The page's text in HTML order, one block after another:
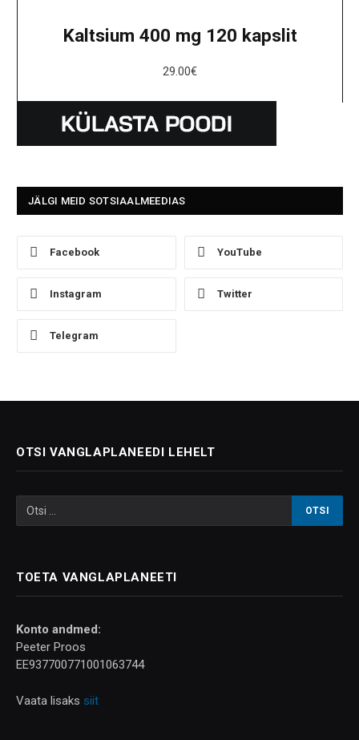
Kaltsium 400 mg 120 kapslit
29.00€
JÄLGI MEID SOTSIAALMEEDIAS
Facebook YouTube
Instagram Twitter
Telegram
OTSI VANGLAPLANEEDI LEHELT
TOETA VANGLAPLANEETI
Konto andmed:
Peeter Proos
EE937700771001063744
Vaata lisaks siit